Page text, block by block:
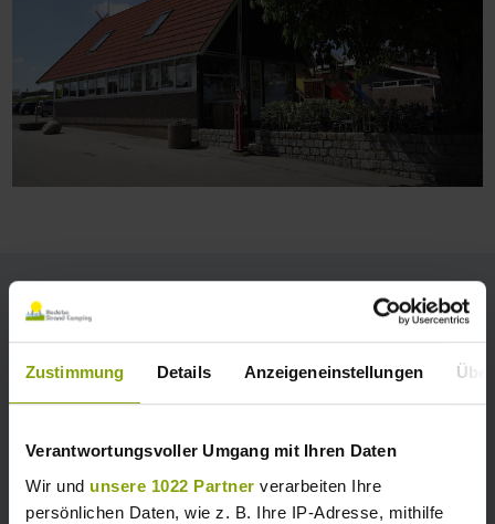
Zustimmung Details Anzeigeneinstellungen
Verantwortungsvoller Umgang mit Ihren Daten
Wir und unsere 1022 Partner verarbeiten Ihre
persönlichen Daten, wie z. B. Ihre IP-Adresse, mithilfe
Ein Platz für alle